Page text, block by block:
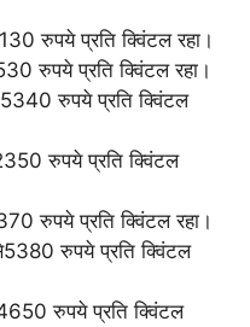
रुपये प्रति क्विंटल रहा।
रुपये प्रति क्विंटल रहा।
रुपये प्रति क्विंटल
रुपये प्रति क्विंटल
रुपये प्रति क्विंटल रहा।
रुपये प्रति क्विंटल
रुपये प्रति क्विंटल